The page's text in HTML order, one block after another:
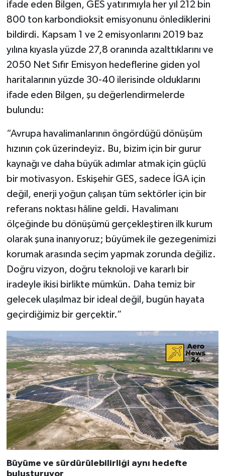
ifade eden Bilgen, GES yatırımıyla her yıl 212 bin
800 ton karbondioksit emisyonunu önlediklerini
bildirdi. Kapsam 1 ve 2 emisyonlarını 2019 baz
yılına kıyasla yüzde 27,8 oranında azalttıklarını ve
2050 Net Sıfır Emisyon hedeflerine giden yol
haritalarının yüzde 30-40 ilerisinde olduklarını
ifade eden Bilgen, şu değerlendirmelerde
bulundu:
“Avrupa havalimanlarının öngördüğü dönüşüm
hızının çok üzerindeyiz. Bu, bizim için bir gurur
kaynağı ve daha büyük adımlar atmak için güçlü
bir motivasyon. Eskişehir GES, sadece İGA için
değil, enerji yoğun çalışan tüm sektörler için bir
referans noktası hâline geldi. Havalimanı
ölçeğinde bu dönüşümü gerçekleştiren ilk kurum
olarak şuna inanıyoruz; büyümek ile gezegenimizi
korumak arasında seçim yapmak zorunda değiliz.
Doğru vizyon, doğru teknoloji ve kararlı bir
iradeyle ikisi birlikte mümkün. Daha temiz bir
gelecek ulaşılmaz bir ideal değil, bugün hayata
geçirdiğimiz bir gerçektir.”
Büyüme ve sürdürülebilirliği aynı hedefte